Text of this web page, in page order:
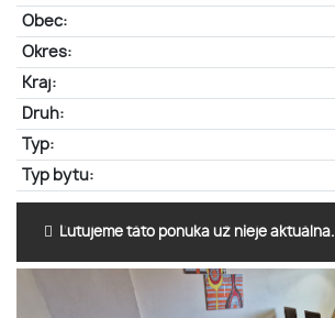
Obec:
Okres:
Kraj:
Druh:
Typ:
Typ bytu:
Ľutujeme táto ponuka už nieje aktuálna.